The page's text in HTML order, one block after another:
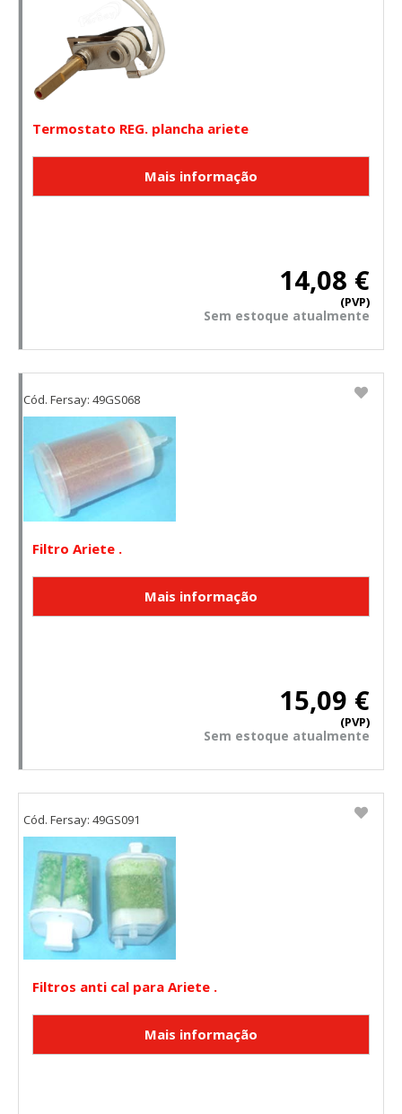
Termostato REG. plancha ariete
14,08 €
(PVP)
Sem estoque atualmente
Filtro Ariete .
15,09 €
(PVP)
Sem estoque atualmente
Cód. Fersay: 49GS068
Filtros anti cal para Ariete .
Cód. Fersay: 49GS091